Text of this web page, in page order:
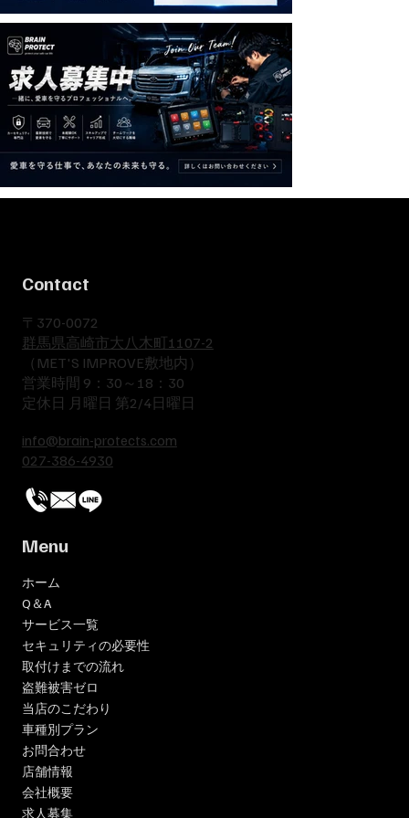
Menu
ホーム
Q＆A
サービス一覧
セキュリティの必要性
取付けまでの流れ
盗難被害ゼロ
当店のこだわり
車種別プラン
お問合わせ
店舗情報
会社概要
求人募集
Contact
​〒370-0072
群馬県高崎市大八木町1107-2
​（MET'S IMPROVE敷地内）
​営業時間 9：30～18：30
​定休日 月曜日 第2/4日曜日
info@brain-protects.com
​027-386-4930